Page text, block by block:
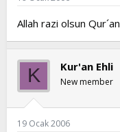
Allah razi olsun
K Kur'an Ehli
New member
19 Ocak 2006